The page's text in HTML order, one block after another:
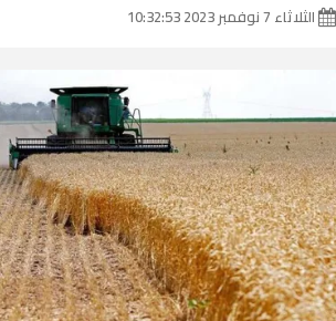
الثلاثاء 7 نوفمبر 2023 10:32:53